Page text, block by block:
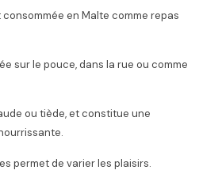
consommée enMalte comme repas
sur le pouce, dans la rue ou comme
ou tiède, et constitue une
permet de varier les plaisirs.